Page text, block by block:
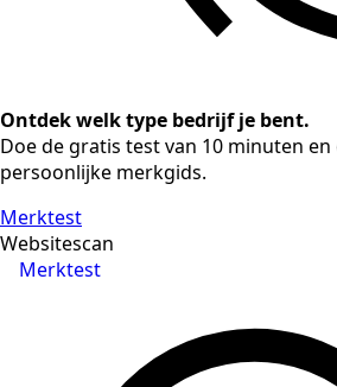
Ontdek welk type bedrijf je bent.
Doe de gratis test van 10 minuten
persoonlijke merkgids.
Merktest
Merktest
Websitescan